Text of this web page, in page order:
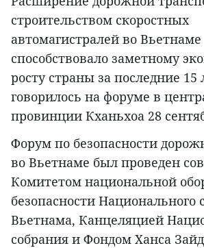
строительством скоростных
автомагистралей во Вьетнаме
способствовало заметному
росту страны за последние 15
говорилось на форуме в
провинции Кханьхоа 28
Форум по безопасности
во Вьетнаме был проведен
Комитетом национальной
безопасности Национального
Вьетнама, Канцеляцией
собрания и Фондом Ханса